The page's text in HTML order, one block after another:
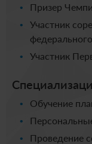
Призер
Участник
Участник
Обучение
Проведение